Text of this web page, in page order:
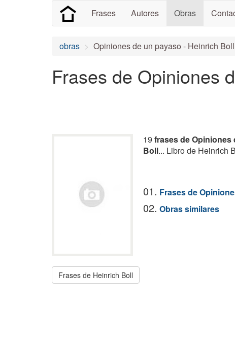
Frases Autores Obras
obras Opiniones de un payaso - Heinrich Boll
Frases de Opiniones
19 frases de Opiniones
Boll... Libro de Heinrich
01. Frases de
02. Obras similares
Frases de Heinrich Boll